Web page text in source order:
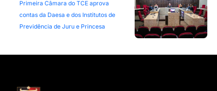
Primeira Câmara do TCE aprova
contas da Daesa e dos Institutos de
Previdência de Juru e Princesa